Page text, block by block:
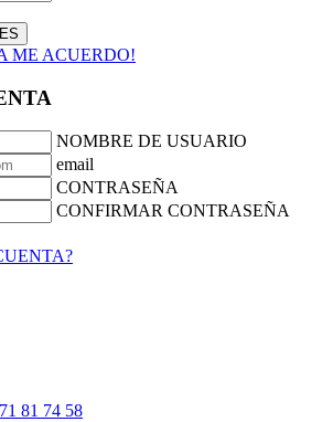
ME ACUERDO!
NOMBRE DE USUARIO
email
CONTRASEÑA
CONFIRMAR CONTRASEÑA
81 74 58